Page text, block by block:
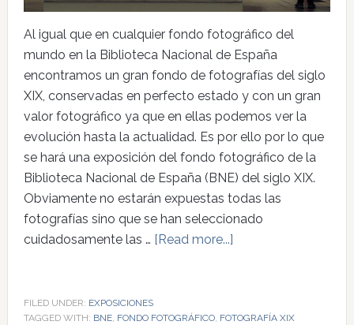
Al igual que en cualquier fondo fotográfico del
mundo en la Biblioteca Nacional de España
encontramos un gran fondo de fotografías del siglo
XIX, conservadas en perfecto estado y con un gran
valor fotográfico ya que en ellas podemos ver la
evolución hasta la actualidad. Es por ello por lo que
se hará una exposición del fondo fotográfico de la
Biblioteca Nacional de España (BNE) del siglo XIX.
Obviamente no estarán expuestas todas las
fotografías sino que se han seleccionado
cuidadosamente las … [Read more...]
FILED UNDER: EXPOSICIONES
TAGGED WITH: BNE, FONDO FOTOGRÁFICO, FOTOGRAFÍA XIX